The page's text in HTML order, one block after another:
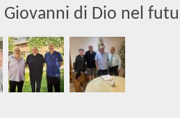
Giovanni di Dio nel